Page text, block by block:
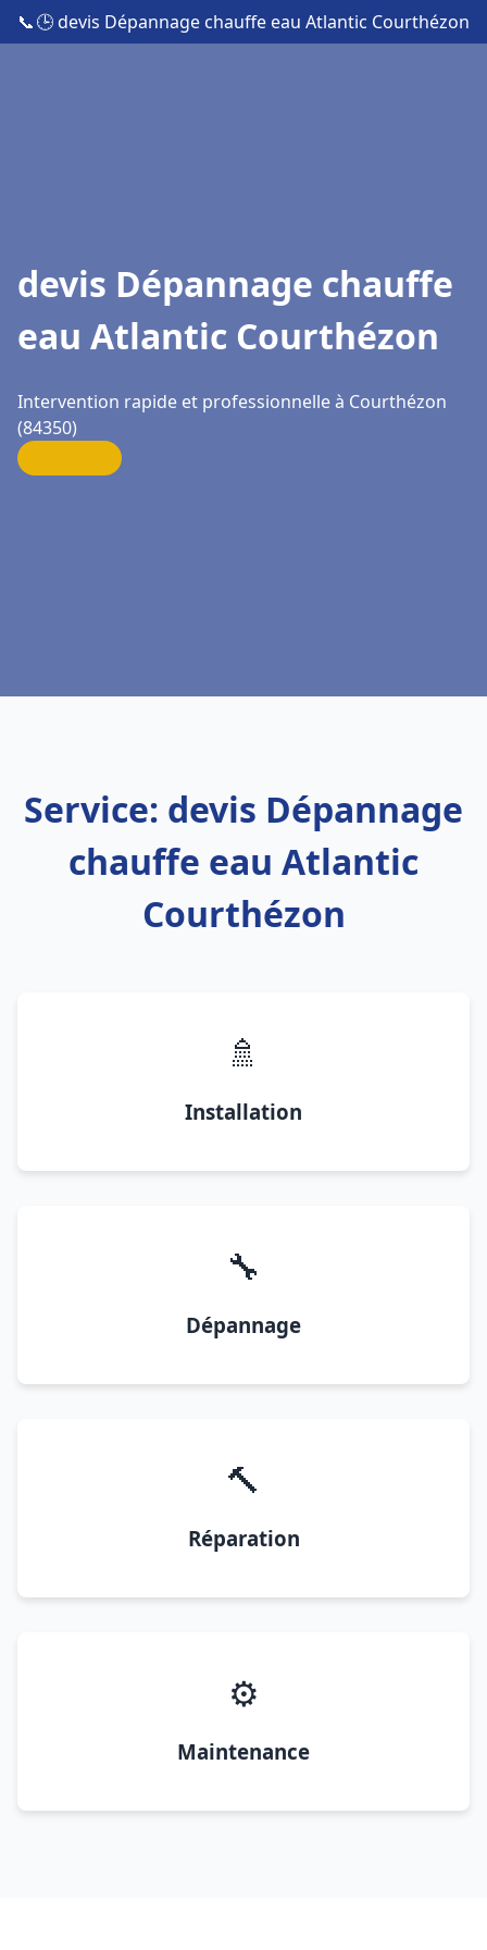
📞🕒 devis Dépannage chauffe eau Atlantic Courthézon
devis Dépannage chauffe
eau Atlantic Courthézon
Intervention rapide et professionnelle à Courthézon
(84350)
Service: devis Dépannage
chauffe eau Atlantic
Courthézon
🚿
Installation
🔧
Dépannage
🔨
Réparation
⚙️
Maintenance